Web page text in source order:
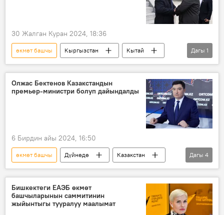
30 Жалган Куран 2024, 18:36
өкмөт башчы Кыргызстан
Кытай
Синьцзян-Уйгур автономдуу облусу
Дагы 1
Олжас Бектенов Казакстандын
премьер-министри болуп дайындалды
6 Бирдин айы 2024, 16:50
өкмөт башчы Дүйнөдө
Казакстан
премьер-министр
дайындоо
кызмат
Олжас Бектенов
Дагы 4
Бишкектеги ЕАЭБ өкмөт
башчыларынын саммитинин
жыйынтыгы тууралуу маалымат